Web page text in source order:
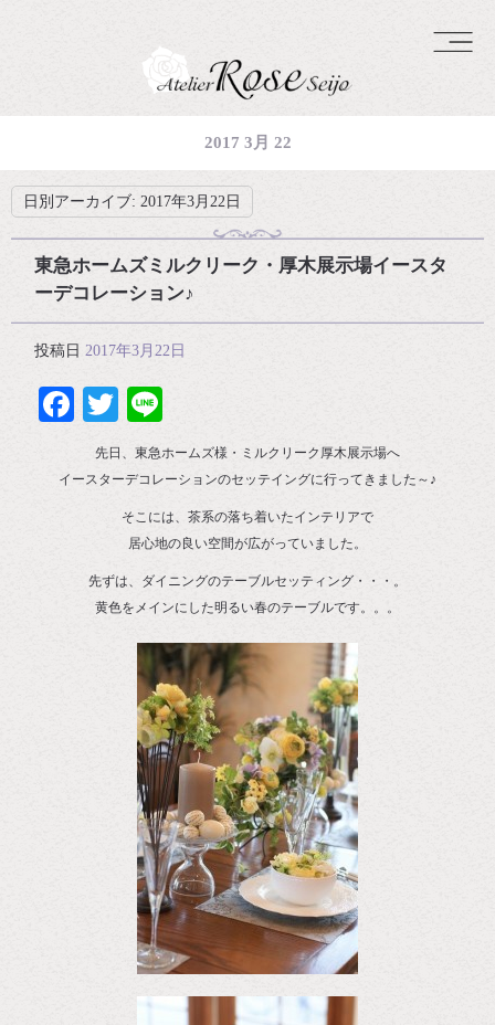
2017 3月 22
日別アーカイブ: 2017年3月22日
東急ホームズミルクリーク・厚木展示場イースタ
ーデコレーション♪
投稿日 2017年3月22日
Facebook
Twitter
先日、東急ホームズ様・ミルクリーク厚木展示場へ
イースターデコレーションのセッテイングに行ってきました～♪
そこには、茶系の落ち着いたインテリアで
居心地の良い空間が広がっていました。
先ずは、ダイニングのテーブルセッティング・・・。
黄色をメインにした明るい春のテーブルです。。。